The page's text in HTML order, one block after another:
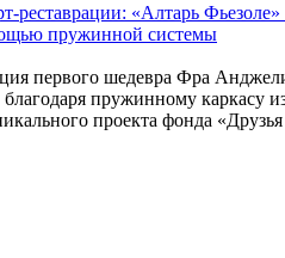
реставрации: «Алтарь
пружинной системы
первого шедевра Фра
пружинному каркасу
проекта фонда «Друзья